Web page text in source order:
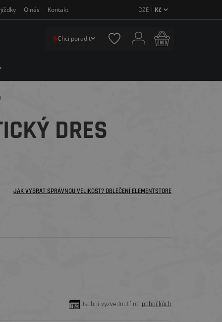
O nás Kontakt CZE | Kč
Chci poradit
DRES
JAK VYBRAT SPRÁVNOU VELIKOST? OBLEČENÍ ELEMENTSTORE
Osobní vyzvednutí na pobočkách